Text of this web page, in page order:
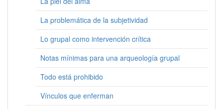
La problemática de la subjetividad
Lo grupal como intervención crítica
Notas mínimas para una arqueología grupal
Todo está prohibido
Vínculos que enferman